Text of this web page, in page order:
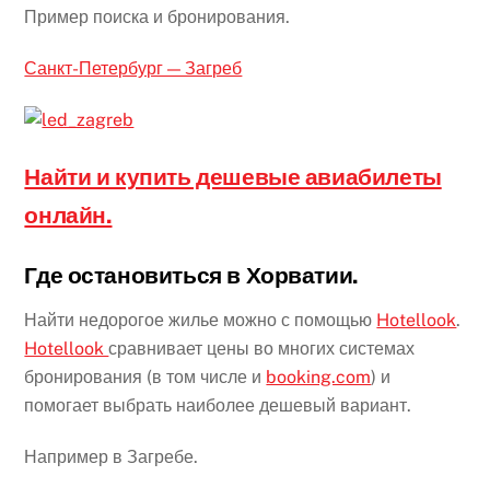
Пример поиска и бронирования.
Санкт-Петербург — Загреб
Найти и купить дешевые авиабилеты
онлайн.
Где остановиться в Хорватии.
Найти недорогое жилье можно с помощью Hotellook.
Hotellookсравнивает цены во многих системах
бронирования (в том числе и booking.com) и
помогает выбрать наиболее дешевый вариант.
Например в Загребе.